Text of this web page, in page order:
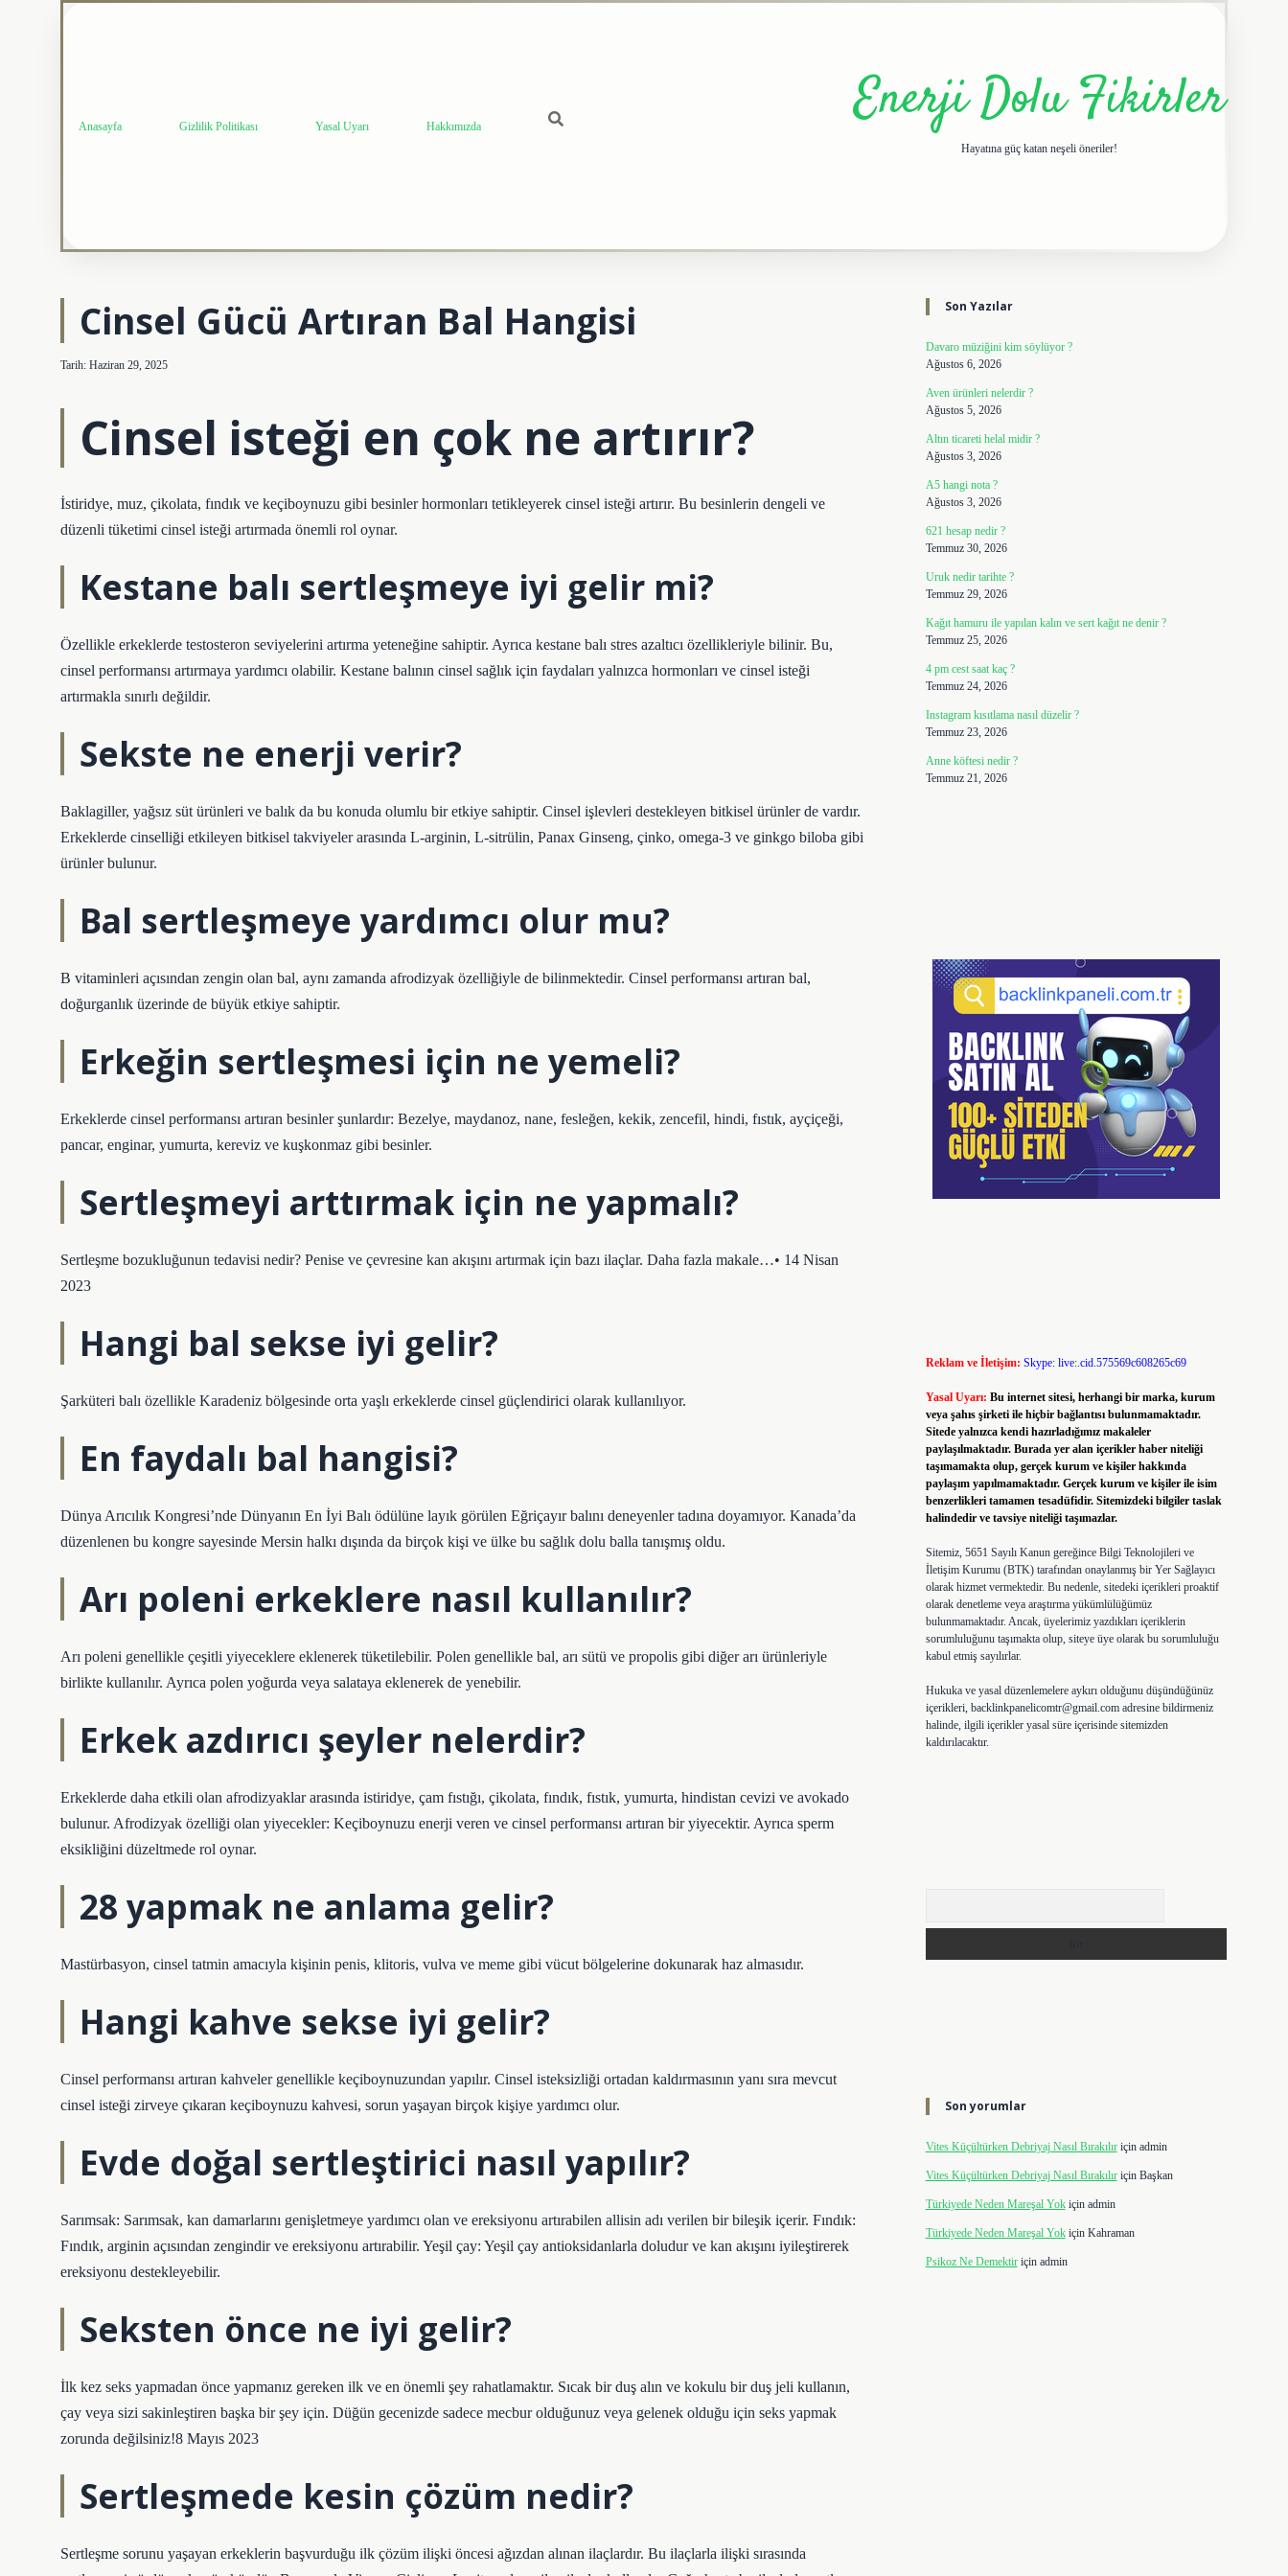
Anasayfa Gizlilik Politikası Yasal Uyarı Hakkımızda Enerji Dolu Fikirler
Hayatına güç katan neşeli öneriler!
Cinsel Gücü Artıran Bal Hangisi
Tarih: Haziran 29, 2025
Cinsel isteği en çok ne artırır?
İstiridye, muz, çikolata, fındık ve keçiboynuzu gibi besinler hormonları tetikleyerek cinsel isteği artırır. Bu besinlerin dengeli ve
düzenli tüketimi cinsel isteği artırmada önemli rol oynar.
Kestane balı sertleşmeye iyi gelir mi?
Özellikle erkeklerde testosteron seviyelerini artırma yeteneğine sahiptir. Ayrıca kestane balı stres azaltıcı özellikleriyle bilinir. Bu,
cinsel performansı artırmaya yardımcı olabilir. Kestane balının cinsel sağlık için faydaları yalnızca hormonları ve cinsel isteği
artırmakla sınırlı değildir.
Sekste ne enerji verir?
Baklagiller, yağsız süt ürünleri ve balık da bu konuda olumlu bir etkiye sahiptir. Cinsel işlevleri destekleyen bitkisel ürünler de vardır.
Erkeklerde cinselliği etkileyen bitkisel takviyeler arasında L-arginin, L-sitrülin, Panax Ginseng, çinko, omega-3 ve ginkgo biloba gibi
ürünler bulunur.
Bal sertleşmeye yardımcı olur mu?
B vitaminleri açısından zengin olan bal, aynı zamanda afrodizyak özelliğiyle de bilinmektedir. Cinsel performansı artıran bal,
doğurganlık üzerinde de büyük etkiye sahiptir.
Erkeğin sertleşmesi için ne yemeli?
Erkeklerde cinsel performansı artıran besinler şunlardır: Bezelye, maydanoz, nane, fesleğen, kekik, zencefil, hindi, fıstık, ayçiçeği,
pancar, enginar, yumurta, kereviz ve kuşkonmaz gibi besinler.
Sertleşmeyi arttırmak için ne yapmalı?
Sertleşme bozukluğunun tedavisi nedir? Penise ve çevresine kan akışını artırmak için bazı ilaçlar. Daha fazla makale…• 14 Nisan
2023
Hangi bal sekse iyi gelir?
Şarküteri balı özellikle Karadeniz bölgesinde orta yaşlı erkeklerde cinsel güçlendirici olarak kullanılıyor.
En faydalı bal hangisi?
Dünya Arıcılık Kongresi’nde Dünyanın En İyi Balı ödülüne layık görülen Eğriçayır balını deneyenler tadına doyamıyor. Kanada’da
düzenlenen bu kongre sayesinde Mersin halkı dışında da birçok kişi ve ülke bu sağlık dolu balla tanışmış oldu.
Arı poleni erkeklere nasıl kullanılır?
Arı poleni genellikle çeşitli yiyeceklere eklenerek tüketilebilir. Polen genellikle bal, arı sütü ve propolis gibi diğer arı ürünleriyle
birlikte kullanılır. Ayrıca polen yoğurda veya salataya eklenerek de yenebilir.
Erkek azdırıcı şeyler nelerdir?
Erkeklerde daha etkili olan afrodizyaklar arasında istiridye, çam fıstığı, çikolata, fındık, fıstık, yumurta, hindistan cevizi ve avokado
bulunur. Afrodizyak özelliği olan yiyecekler: Keçiboynuzu enerji veren ve cinsel performansı artıran bir yiyecektir. Ayrıca sperm
eksikliğini düzeltmede rol oynar.
28 yapmak ne anlama gelir?
Mastürbasyon, cinsel tatmin amacıyla kişinin penis, klitoris, vulva ve meme gibi vücut bölgelerine dokunarak haz almasıdır.
Hangi kahve sekse iyi gelir?
Cinsel performansı artıran kahveler genellikle keçiboynuzundan yapılır. Cinsel isteksizliği ortadan kaldırmasının yanı sıra mevcut
cinsel isteği zirveye çıkaran keçiboynuzu kahvesi, sorun yaşayan birçok kişiye yardımcı olur.
Evde doğal sertleştirici nasıl yapılır?
Sarımsak: Sarımsak, kan damarlarını genişletmeye yardımcı olan ve ereksiyonu artırabilen allisin adı verilen bir bileşik içerir. Fındık:
Fındık, arginin açısından zengindir ve ereksiyonu artırabilir. Yeşil çay: Yeşil çay antioksidanlarla doludur ve kan akışını iyileştirerek
ereksiyonu destekleyebilir.
Seksten önce ne iyi gelir?
İlk kez seks yapmadan önce yapmanız gereken ilk ve en önemli şey rahatlamaktır. Sıcak bir duş alın ve kokulu bir duş jeli kullanın,
çay veya sizi sakinleştiren başka bir şey için. Düğün gecenizde sadece mecbur olduğunuz veya gelenek olduğu için seks yapmak
zorunda değilsiniz!8 Mayıs 2023
Sertleşmede kesin çözüm nedir?
Sertleşme sorunu yaşayan erkeklerin başvurduğu ilk çözüm ilişki öncesi ağızdan alınan ilaçlardır. Bu ilaçlarla ilişki sırasında
Sidebar
Son Yazılar
Davaro müziğini kim söylüyor ?
Ağustos 6, 2026
Aven ürünleri nelerdir ?
Ağustos 5, 2026
Altın ticareti helal midir ?
Ağustos 3, 2026
A5 hangi nota ?
Ağustos 3, 2026
621 hesap nedir ?
Temmuz 30, 2026
Uruk nedir tarihte ?
Temmuz 29, 2026
Kağıt hamuru ile yapılan kalın ve sert kağıt ne denir ?
Temmuz 25, 2026
4 pm cest saat kaç ?
Temmuz 24, 2026
Instagram kısıtlama nasıl düzelir ?
Temmuz 23, 2026
Anne köftesi nedir ?
Temmuz 21, 2026
Reklam ve İletişim: Skype: live:.cid.575569c608265c69
Yasal Uyarı: Bu internet sitesi, herhangi bir marka, kurum
veya şahıs şirketi ile hiçbir bağlantısı bulunmamaktadır.
Sitede yalnızca kendi hazırladığımız makaleler
paylaşılmaktadır. Burada yer alan içerikler haber niteliği
taşımamakta olup, gerçek kurum ve kişiler hakkında
paylaşım yapılmamaktadır. Gerçek kurum ve kişiler ile isim
benzerlikleri tamamen tesadüfidir. Sitemizdeki bilgiler taslak
halindedir ve tavsiye niteliği taşımazlar.
Sitemiz, 5651 Sayılı Kanun gereğince Bilgi Teknolojileri ve
İletişim Kurumu (BTK) tarafından onaylanmış bir Yer Sağlayıcı
olarak hizmet vermektedir. Bu nedenle, sitedeki içerikleri proaktif
olarak denetleme veya araştırma yükümlülüğümüz
bulunmamaktadır. Ancak, üyelerimiz yazdıkları içeriklerin
sorumluluğunu taşımakta olup, siteye üye olarak bu sorumluluğu
kabul etmiş sayılırlar.
Hukuka ve yasal düzenlemelere aykırı olduğunu düşündüğünüz
içerikleri, backlinkpanelicomtr@gmail.comadresine bildirmeniz
halinde, ilgili içerikler yasal süre içerisinde sitemizden
kaldırılacaktır.
Son yorumlar
Vites Küçültürken Debriyaj Nasıl Bırakılıriçin admin
Vites Küçültürken Debriyaj Nasıl Bırakılıriçin Başkan
Türkiyede Neden Mareşal Yokiçin admin
Türkiyede Neden Mareşal Yokiçin Kahraman
Psikoz Ne Demektiriçin admin